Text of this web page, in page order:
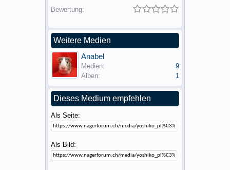
Bewertung:
Weitere Medien
Anabel
Medien:
9
Alben:
1
Dieses Medium empfehlen
Als Seite:
Als Bild: